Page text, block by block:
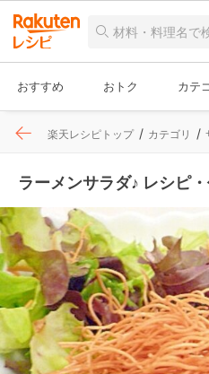
おすすめ おトク カテ
楽天レシピトップ カテゴリ
ラーメンサラダ♪ レシピ